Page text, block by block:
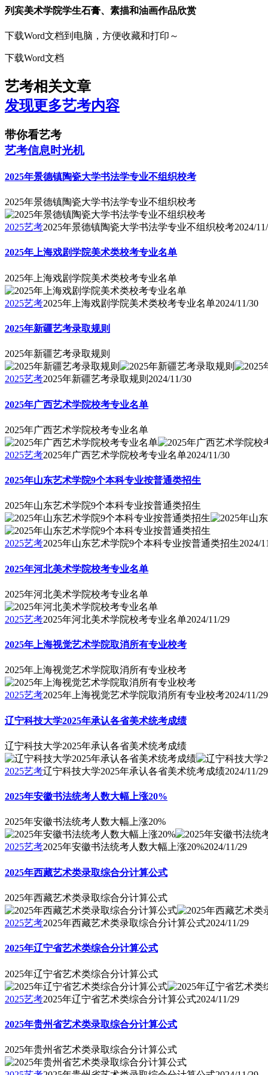
列宾美术学院学生石膏、素描和油画作品欣赏
下载Word文档到电脑，方便收藏和打印～
下载Word文档
艺考相关文章
发现更多艺考内容
带你看艺考
艺考信息时光机
2025年景德镇陶瓷大学书法学专业不组织校考
2025年景德镇陶瓷大学书法学专业不组织校考
2025艺考2025年景德镇陶瓷大学书法学专业不组织校考2024/
2025年上海戏剧学院美术类校考专业名单
2025年上海戏剧学院美术类校考专业名单
2025艺考2025年上海戏剧学院美术类校考专业名单2024/11/30
2025年新疆艺考录取规则
2025年新疆艺考录取规则
2025艺考2025年新疆艺考录取规则 2024/11/30
2025年广西艺术学院校考专业名单
2025年广西艺术学院校考专业名单
2025艺考2025年广西艺术学院校考专业名单2024/11/30
2025年山东艺术学院9个本科专业按普通类招生
2025年山东艺术学院9个本科专业按普通类招生
2025艺考2025年山东艺术学院9个本科专业按普通类招生2024/
2025年河北美术学院校考专业名单
2025年河北美术学院校考专业名单
2025艺考2025年河北美术学院校考专业名单2024/11/29
2025年上海视觉艺术学院取消所有专业校考
2025年上海视觉艺术学院取消所有专业校考
2025艺考2025年上海视觉艺术学院取消所有专业校考2024/11/29
辽宁科技大学2025年承认各省美术统考成绩
辽宁科技大学2025年承认各省美术统考成绩
2025艺考辽宁科技大学2025年承认各省美术统考成绩2024/11/29
2025年安徽书法统考人数大幅上涨20%
2025年安徽书法统考人数大幅上涨20%
2025艺考2025年安徽书法统考人数大幅上涨20%2024/11/29
2025年西藏艺术类录取综合分计算公式
2025年西藏艺术类录取综合分计算公式
2025艺考2025年西藏艺术类录取综合分计算公式2024/11/29
2025年辽宁省艺术类综合分计算公式
2025年辽宁省艺术类综合分计算公式
2025艺考2025年辽宁省艺术类综合分计算公式2024/11/29
2025年贵州省艺术类录取综合分计算公式
2025年贵州省艺术类录取综合分计算公式